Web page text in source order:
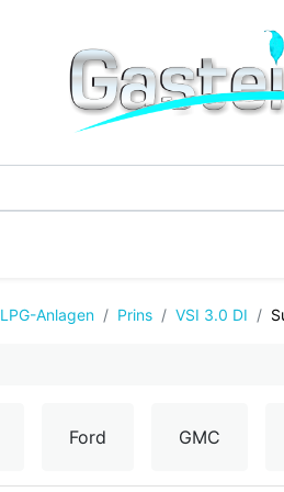
LPG-Anlagen Prins VSI 3.0 DI
Ford GMC